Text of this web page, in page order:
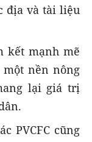
địa và tài liệu
kết mạnh mẽ
một nền nông
lại giá trị
PVCFC cũng